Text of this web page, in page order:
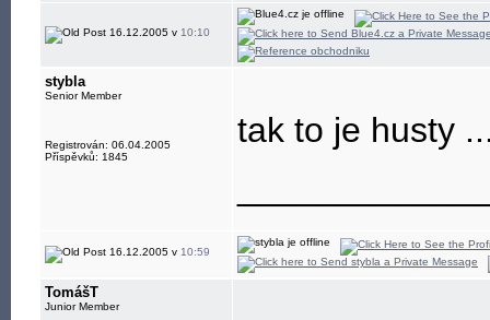
16.12.2005 v 10:10
stybla
Senior Member
Registrován: 06.04.2005
Příspěvků: 1845
tak to je husty
16.12.2005 v 10:59
TomášT
Junior Member